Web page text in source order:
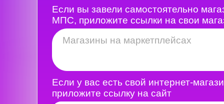
Если вы завели самостоятельно
МПС, приложите ссылки на свои
Если у вас есть свой интернет-
приложите ссылку на сайт